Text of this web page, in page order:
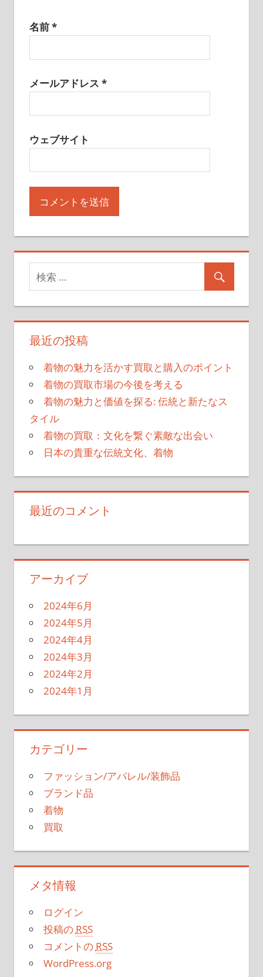
名前*
メールアドレス *
ウェブサイト
最近の投稿
着物の魅力を活かす買取と購入のポイント
着物の買取市場の今後を考える
着物の魅力と価値を探る: 伝統と新たなス
タイル
着物の買取：文化を繋ぐ素敵な出会い
日本の貴重な伝統文化、着物
最近のコメント
アーカイブ
2024年6月
2024年5月
2024年4月
2024年3月
2024年2月
2024年1月
カテゴリー
ファッション/アパレル/装飾品
ブランド品
着物
買取
メタ情報
ログイン
投稿の RSS
コメントの RSS
WordPress.org